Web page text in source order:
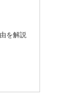
を解説